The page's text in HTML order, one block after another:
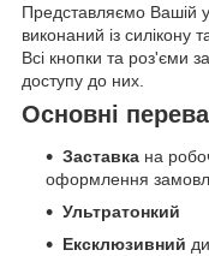
Представляємо Вашій
виконаний із силікону
Всі кнопки та роз'єми
доступу до них.
Основні
Заставка на
оформлення
Ультратонкий
Ексклюзивний